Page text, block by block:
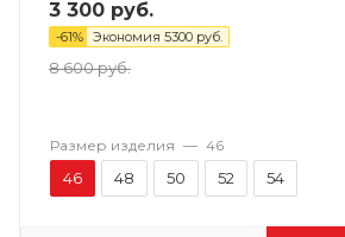
3 300 руб.
-61% Экономия 5300 руб.
8 600руб.
Размер изделия — 46
46 48 50 52 54